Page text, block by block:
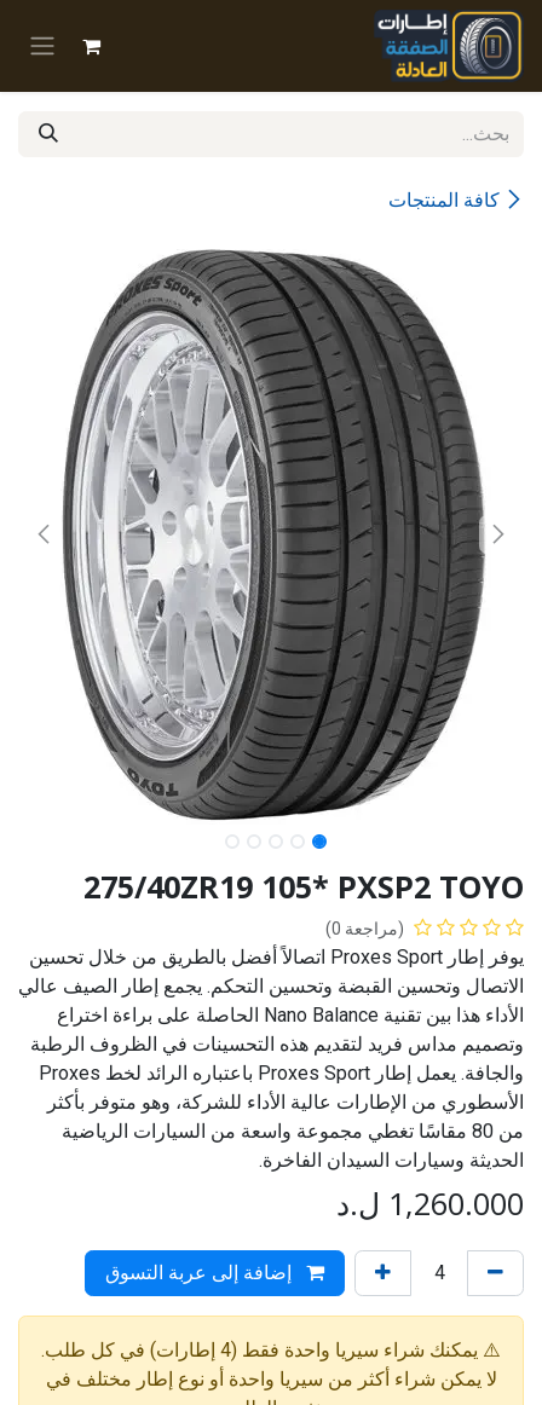
تخطي للذهاب إلى المحتوى
كافة المنتجات
275/40ZR19 105* PXSP2 TOYO
(مراجعة 0)
يوفر إطار Proxes Sport اتصالاً أفضل بالطريق من خلال تحسين
الاتصال وتحسين القبضة وتحسين التحكم. يجمع إطار الصيف عالي
الأداء هذا بين تقنية Nano Balance الحاصلة على براءة اختراع
وتصميم مداس فريد لتقديم هذه التحسينات في الظروف الرطبة
والجافة. يعمل إطار Proxes Sport باعتباره الرائد لخط Proxes
الأسطوري من الإطارات عالية الأداء للشركة، وهو متوفر بأكثر
من 80 مقاسًا تغطي مجموعة واسعة من السيارات الرياضية
الحديثة وسيارات السيدان الفاخرة.
1,260.000 ل.د
إضافة إلى عربة التسوق
⚠️ يمكنك شراء سيريا واحدة فقط (4 إطارات) في كل طلب.
لا يمكن شراء أكثر من سيريا واحدة أو نوع إطار مختلف في